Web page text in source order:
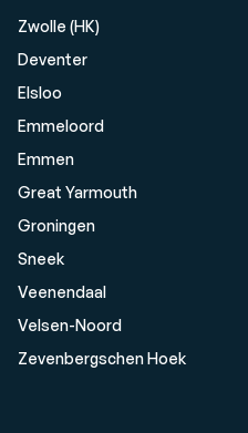
Zwolle (HK)
Deventer
Elsloo
Emmeloord
Emmen
Great Yarmouth
Groningen
Sneek
Veenendaal
Velsen-Noord
Zevenbergschen Hoek